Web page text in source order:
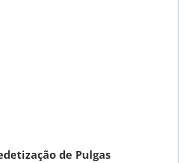
de Pulgas